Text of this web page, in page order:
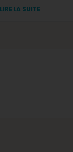
LIRE LA SUITE